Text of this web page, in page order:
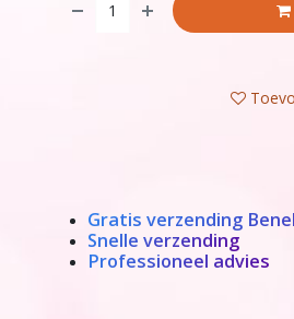
Gratis verzending
Snelle verzending
Professioneel advies